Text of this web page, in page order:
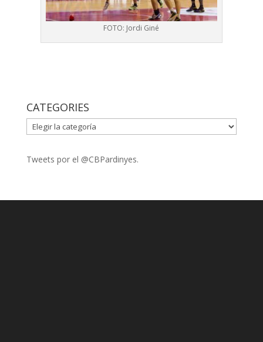
FOTO: Jordi Giné
CATEGORIES
CATEGORIES
Tweets por el @CBPardinyes.